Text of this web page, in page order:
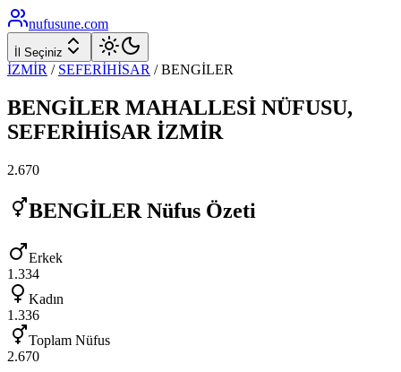
nufusune.com
İl Seçiniz
İZMİR / SEFERİHİSAR /BENGİLER
BENGİLER MAHALLESİ NÜFUSU,
SEFERİHİSAR İZMİR
2.670
BENGİLER Nüfus Özeti
Erkek
1.334
Kadın
1.336
Toplam Nüfus
2.670